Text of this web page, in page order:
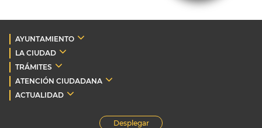
AYUNTAMIENTO
LA CIUDAD
TRÁMITES
ATENCIÓN CIUDADANA
ACTUALIDAD
Desplegar